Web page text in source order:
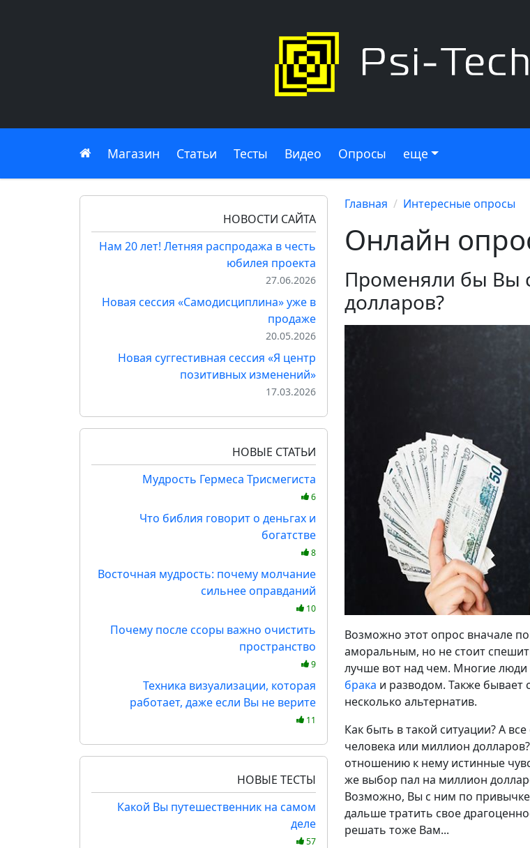
Главная
Магазин Статьи Тесты Видео Опросы еще
НОВОСТИ САЙТА
Нам 20 лет! Летняя распродажа в честь
юбилея проекта
27.06.2026
Новая сессия «Самодисциплина» уже в
продаже
20.05.2026
Новая суггестивная сессия «Я центр
позитивных изменений»
17.03.2026
НОВЫЕ СТАТЬИ
Мудрость Гермеса Трисмегиста
6
Что библия говорит о деньгах и
богатстве
8
Восточная мудрость: почему молчание
сильнее оправданий
10
Почему после ссоры важно очистить
пространство
9
Техника визуализации, которая
работает, даже если Вы не верите
11
НОВЫЕ ТЕСТЫ
Какой Вы путешественник на самом
деле
57
Главная Интересные опросы
Онлайн
Променяли бы Вы
долларов?
Возможно этот опрос вначале
аморальным, но не стоит
лучше вот над чем. Многие люди
брака и разводом. Также бывает
несколько альтернатив.
Как быть в такой ситуации? А
человека или миллион
отношению к нему истинные
же выбор пал на миллион
Возможно, Вы с ним по
дальше тратить свое
решать тоже Вам...